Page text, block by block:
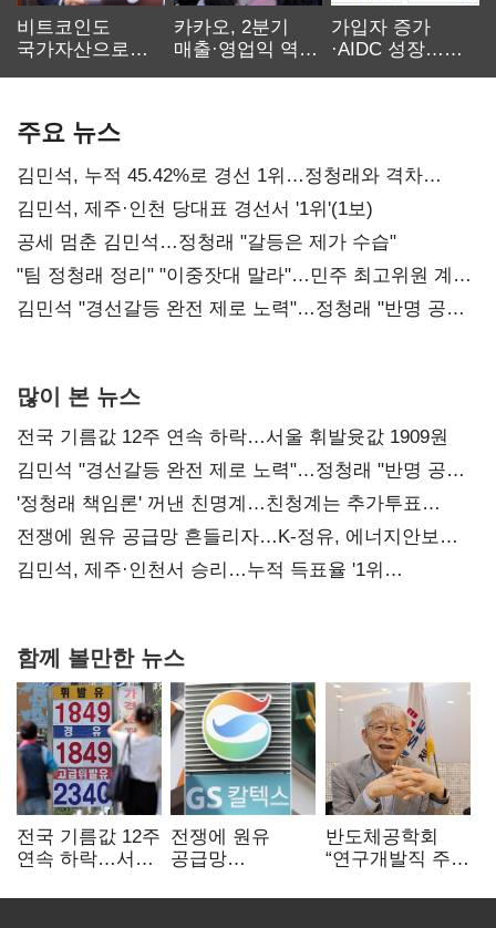
비트코인도
국가자산으로…'
카카오, 2분기
매출·영업익 역대
가입자 증가
·AIDC 성장…
주요 뉴스
김민석, 누적 45.42%로 경선 1위…정청래와 격차
0.86%p(2보)
김민석, 제주·인천 당대표 경선서 '1위'(1보)
공세 멈춘 김민석…정청래 "갈등은 제가 수습"
"팀 정청래 정리" "이중잣대 말라"…민주 최고위원 계파
다툼 격화
김민석 "경선갈등 완전 제로 노력"…정청래 "반명 공세
많이 본 뉴스
전국 기름값 12주 연속 하락…서울 휘발윳값 1909원
김민석 "경선갈등 완전 제로 노력"…정청래 "반명 공세
사과부터"
'정청래 책임론' 꺼낸 친명계…친청계는 추가투표
때리기
전쟁에 원유 공급망 흔들리자…K-정유, 에너지안보
핵심으로 재부상
김민석, 제주·인천서 승리…누적 득표율 '1위
함께 볼만한 뉴스
전국 기름값 12주
연속 하락…서울
전쟁에 원유
공급망
정유, 에너지안보
반도체공학회
“연구개발직 주
개선해야”